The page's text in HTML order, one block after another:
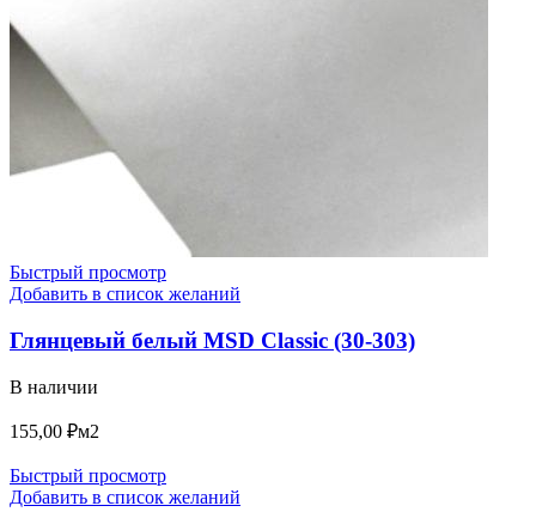
Быстрый просмотр
Добавить в список желаний
Глянцевый белый MSD Classic (30-303)
В наличии
155,00 ₽м2
Быстрый просмотр
Добавить в список желаний